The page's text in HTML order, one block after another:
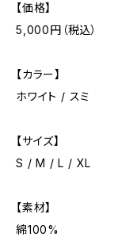
【価格】
5,000円（税込）
【カラー】
ホワイト / スミ
【サイズ】
S / M / L / XL
【素材】
綿100%